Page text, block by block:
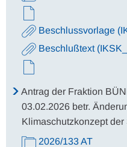
Beschlussvorlage
Beschlußtext
Antrag der Fraktion
03.02.2026 betr.
Klimaschutzkonzept
2026/133 AT